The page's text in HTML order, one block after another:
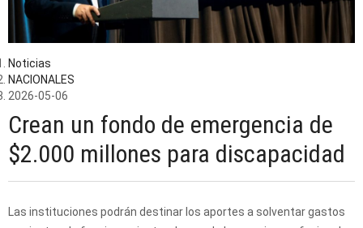
Noticias
NACIONALES
2026-05-06
Crean un fondo de emergencia de
$2.000 millones para discapacidad
Las instituciones podrán destinar los aportes a solventar gastos